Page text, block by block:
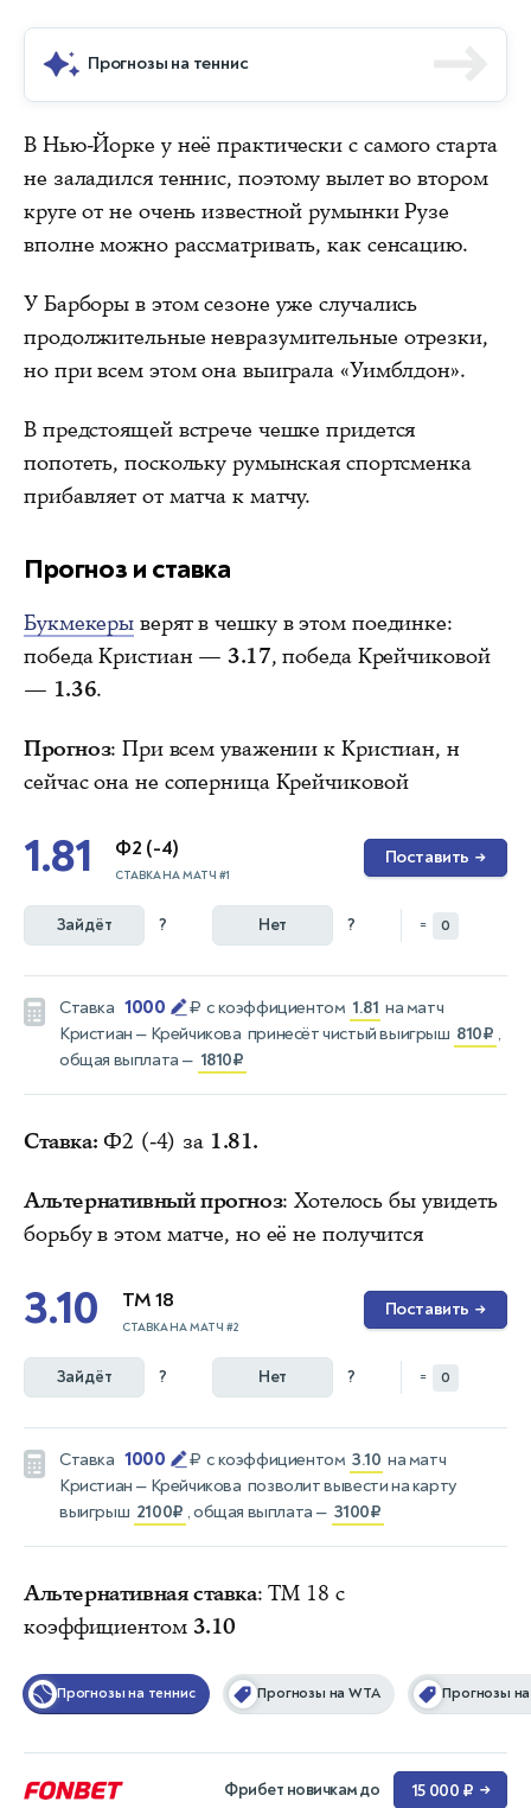
Прогнозы на теннис
В Нью-Йорке у неё практически с самого старта
не заладился теннис, поэтому вылет во втором
круге от не очень известной румынки Рузе
вполне можно рассматривать, как сенсацию.
У Барборы в этом сезоне уже случались
продолжительные невразумительные отрезки,
но при всем этом она выиграла «Уимблдон».
В предстоящей встрече чешке придется
попотеть, поскольку румынская спортсменка
прибавляет от матча к матчу.
Прогноз и ставка
Букмекеры верят в чешку в этом поединке:
победа Кристиан — 3.17, победа Крейчиковой
— 1.36.
Прогноз: При всем уважении к Кристиан, н
сейчас она не соперница Крейчиковой
1.81 Ф2 (-4)
СТАВКА НА МАТЧ #1
Поставить →
Зайдёт ? Нет ? = 0
Ставка 1000 ₽ с коэффициентом 1.81 на матч
Кристиан — Крейчикова принесёт чистый выигрыш 810₽ ,
общая выплата — 1810₽
Ставка: Ф2 (-4) за 1.81.
Альтернативный прогноз: Хотелось бы увидеть
борьбу в этом матче, но её не получится
3.10 ТМ 18
СТАВКА НА МАТЧ #2
Поставить →
Зайдёт ? Нет ? = 0
Ставка 1000 ₽ с коэффициентом 3.10 на матч
Кристиан — Крейчикова позволит вывести на карту
выигрыш 2100₽ , общая выплата — 3100₽
Альтернативная ставка: ТМ 18 с
коэффициентом 3.10
Прогнозы на теннис Прогнозы на WTA Прогнозы
Фрибет новичкам до 15 000 ₽ →